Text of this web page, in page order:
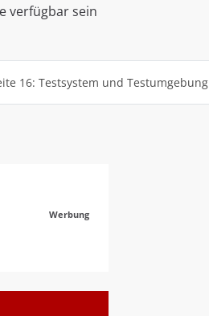
verfügbar sein
16: Testsystem und Testumgebung
Werbung